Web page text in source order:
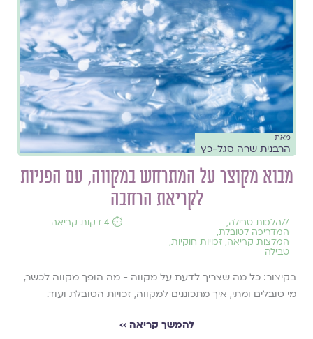
מאת
הרבנית שרה סגל-כץ
מבוא מקוצר על המתרחש במקווה, עם הפניות
לקריאת הרחבה
//הלכות טבילה,
המדריכה לטובלת,
המלצות קריאה, זכויות חוקיות,
טבילה
⏱️ 4 דקות קריאה
בקיצור: כל מה שצריך לדעת על מקווה - מה הופך מקווה לכשר,
מי טובלים ומתי, איך מתכוננים למקווה, זכויות הטובלת ועוד.
להמשך קריאה ››